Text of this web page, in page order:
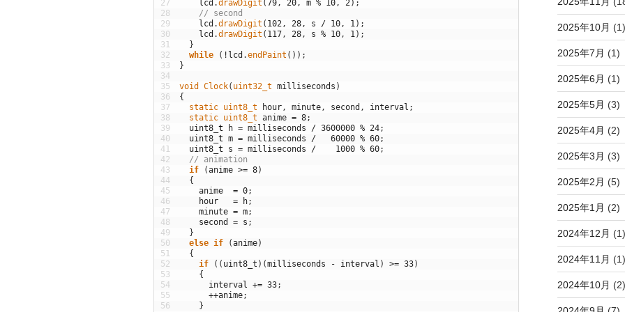
27
28
29
30
31
32
33
34
35
36
37
38
39
40
41
42
43
44
45
46
47
48
49
50
51
52
53
54
55
56
lcd .drawDigit (79 , 20 , m % 10 , 2 ) ;
// second
lcd .drawDigit ( 102 , 28 , s / 10 , 1 ) ;
lcd .drawDigit ( 117 , 28 , s % 10 , 1 ) ;
}
while
( ! lcd .endPaint ( ) ) ;
}
void Clock( uint32_t milliseconds )
{
static uint8_t hour , minute , second , interval ;
static uint8_t anime = 8;
uint8 t h = milliseconds / 3600000 % 24;
uint8 t m = milliseconds / 60000 % 60;
uint8 t s = milliseconds / 1000 % 60;
// animation
if
(anime >= 8)
{
anime
= 0;
hour
= h;
minute = m;
second
= s ;
}
else if (anime)
{
if
( ( uint8_t ) (milliseconds - interval ) >= 33)
{
interval
+= 33;
++anime;
}
2025年10月 (1)
2025年7月 (1)
2025年6月 (1)
2025年5月 (3)
2025年4月 (2)
2025年3月 (3)
2025年2月 (5)
2025年1月 (2)
2024年12月 (1)
2024年11月 (1)
2024年10月 (2)